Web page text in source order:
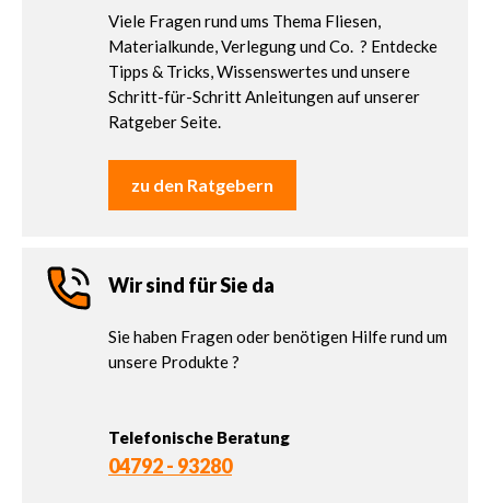
Viele Fragen rund ums Thema Fliesen,
Materialkunde, Verlegung und Co. ? Entdecke
Tipps & Tricks, Wissenswertes und unsere
Schritt-für-Schritt Anleitungen auf unserer
Ratgeber Seite.
zu den Ratgebern
Wir sind für Sie da
Sie haben Fragen oder benötigen Hilfe rund um
unsere Produkte ?
Telefonische Beratung
04792 - 93280